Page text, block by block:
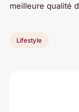
meilleure qualité
Lifestyle